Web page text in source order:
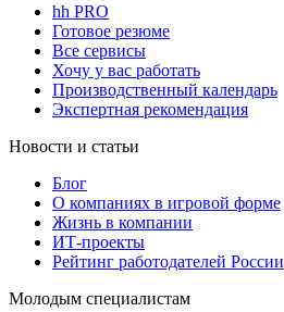
hh PRO
Готовое резюме
Все сервисы
Хочу у вас работать
Производственный календарь
Экспертная рекомендация
Новости и статьи
Блог
О компаниях в игровой форме
Жизнь в компании
ИТ-проекты
Рейтинг работодателей России
Молодым специалистам